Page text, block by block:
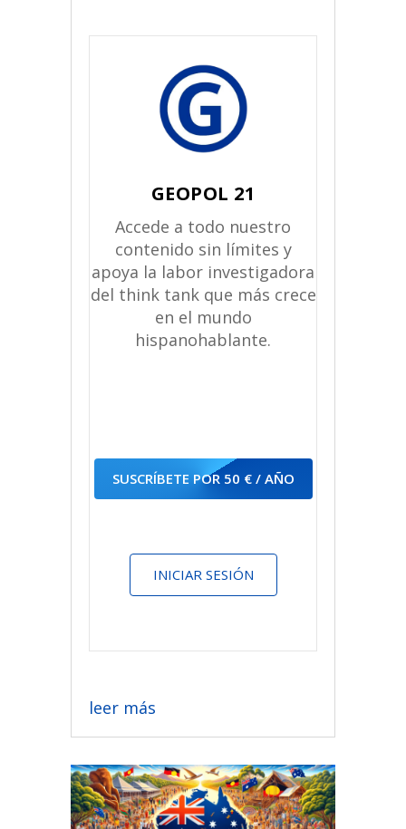
GEOPOL 21
Accede a todo nuestro
contenido sin límites y
apoya la labor investigadora
del think tank que más crece
en el mundo
hispanohablante.
SUSCRÍBETE POR 50 € / AÑO
INICIAR SESIÓN
leer más